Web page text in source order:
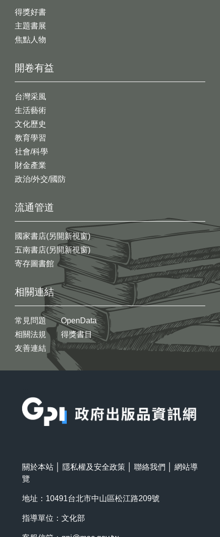
開卷有益
台灣采風
生活藝術
文化歷史
教育學習
社會/科學
財金產業
政治/外交/國防
得獎好書
主題書展
焦點人物
流通管道
國家書店(另開新視窗)
五南書店(另開新視窗)
寄存圖書館
相關連結
常見問題
相關法規
友善連結
OpenData
得獎書目
關於本站 隱私權及安全政策 聯絡我們
網站導
覽
地址：10491台北市中山區松江路209號
指導單位：文化部